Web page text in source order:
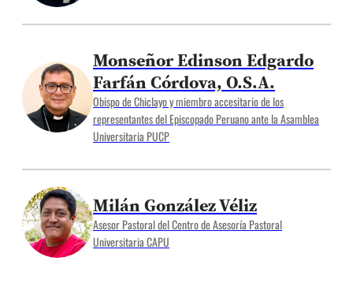
Monseñor Edinson Edgardo
Farfán Córdova, O.S.A.
Obispo de Chiclayo y miembro accesitario de los
representantes del Episcopado Peruano ante la Asamblea
Universitaria PUCP
Milán González Véliz
Asesor Pastoral del Centro de Asesoría Pastoral
Universitaria CAPU